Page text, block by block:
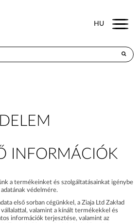
HU Menu
INFORMÁCIÓK
a termékeinket és szolgáltatásainkat igénybe
védelmére.
első sorban cégünkkel, a Ziaja Ltd Zakład
valamint a kínált termékekkel és
információk terjesztése, valamint az